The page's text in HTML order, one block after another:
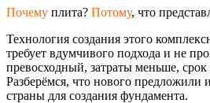
Почему плита? Потому, что
Технология создания этого
требует вдумчивого подхода и не
превосходный, затраты меньше,
Разберёмся, что нового предложили
страны для создания фундамента.